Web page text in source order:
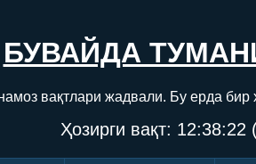
БУВАЙДА
вақтлари жадвали. Бу ерда
Ҳозирги вақт: 12:38:22